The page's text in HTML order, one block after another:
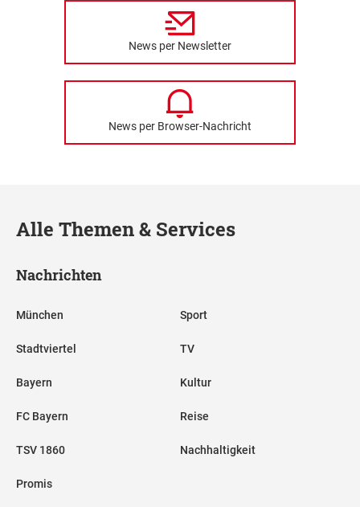
News per Newsletter
News per Browser-Nachricht
Alle Themen & Services
Nachrichten
München
Stadtviertel
Bayern
FC Bayern
TSV 1860
Promis
Sport
TV
Kultur
Reise
Nachhaltigkeit